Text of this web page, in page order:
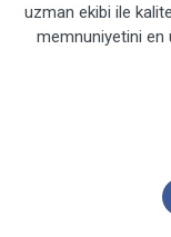
uzman ekibi ile
memnuniyetini en